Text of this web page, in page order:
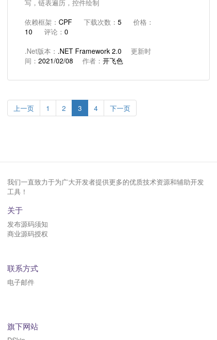
写，链表遍历，控件绘制
依赖框架： CPF 下载次数： 5
价格：
10
评论： 0
.Net版本： .NET Framework 2.0
更新时
间： 2021/02/08 作者： 开飞色
上一页 1 2 3 4 下一页
我们一直致力于为广大开发者提供更多的优质技术资源和辅助开发
工具！
关于
发布源码须知
商业源码授权
联系方式
电子邮件
旗下网站